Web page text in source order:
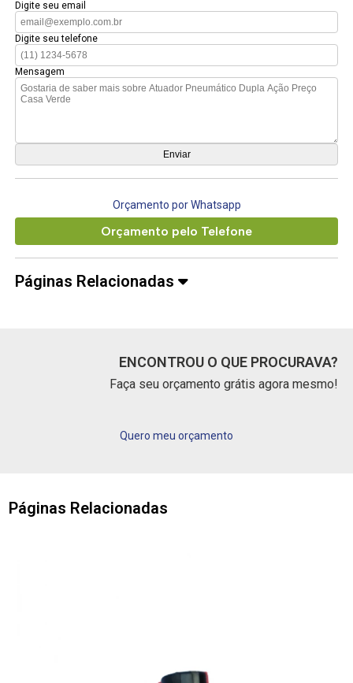
Digite seu email
Digite seu telefone
Mensagem
Orçamento por Whatsapp
Orçamento pelo Telefone
Páginas Relacionadas
ENCONTROU O QUE PROCURAVA?
Faça seu orçamento grátis agora mesmo!
Quero meu orçamento
Páginas Relacionadas